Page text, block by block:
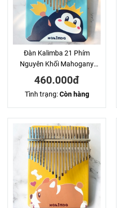
Đàn Kalimba 21 Phím
Nguyên Khối Mahogany
Cánh Cụt Xanh KaLinh
460.000đ
Tình trạng:Còn hàng